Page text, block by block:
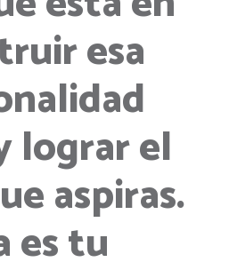
esa
lograr el
aspiras.
es tu